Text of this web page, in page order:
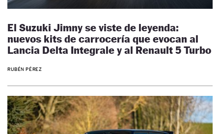
El Suzuki Jimny se viste de leyenda:
nuevos kits de carrocería que evocan al
Lancia Delta Integrale y al Renault 5 Turbo
RUBÉN PÉREZ